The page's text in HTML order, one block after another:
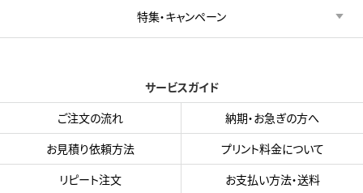
特集・キャンペーン
サービスガイド
ご注文の流れ
納期・お急ぎの方へ
お見積り依頼方法
プリント料金について
リピート注文
お支払い方法・送料